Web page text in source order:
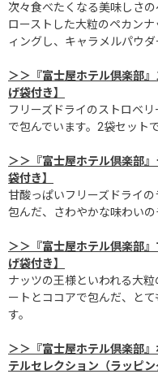
次々食べたくなる美味しさ
ローストした大粒のペカン
ィングし、キャラメルパウダ
＞＞『富士屋ホテル倶楽部
げ袋付き】
フリーズドライのストロベ
で包んでいます。2袋セット
＞＞『富士屋ホテル倶楽部
袋付き】
甘酸っぱいフリーズドライ
包んだ、さわやかな味わいの
＞＞『富士屋ホテル倶楽部
げ袋付き】
ナッツの王様といわれる大
ートとココアで包んだ、と
す。
＞＞『富士屋ホテル倶楽部
テルセレクション（ラッピン